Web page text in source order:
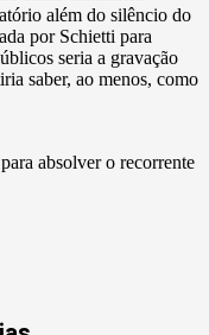
além do silêncio do
por Schietti para
seria a gravação
saber, ao menos, como
absolver o recorrente